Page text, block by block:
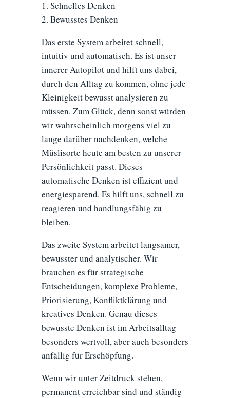
1. Schnelles Denken
2. Bewusstes Denken
Das erste System arbeitet schnell,
intuitiv und automatisch. Es ist unser
innerer Autopilot und hilft uns dabei,
durch den Alltag zu kommen, ohne jede
Kleinigkeit bewusst analysieren zu
müssen. Zum Glück, denn sonst würden
wir wahrscheinlich morgens viel zu
lange darüber nachdenken, welche
Müslisorte heute am besten zu unserer
Persönlichkeit passt. Dieses
automatische Denken ist effizient und
energiesparend. Es hilft uns, schnell zu
reagieren und handlungsfähig zu
bleiben.
Das zweite System arbeitet langsamer,
bewusster und analytischer. Wir
brauchen es für strategische
Entscheidungen, komplexe Probleme,
Priorisierung, Konfliktklärung und
kreatives Denken. Genau dieses
bewusste Denken ist im Arbeitsalltag
besonders wertvoll, aber auch besonders
anfällig für Erschöpfung.
Wenn wir unter Zeitdruck stehen,
permanent erreichbar sind und ständig